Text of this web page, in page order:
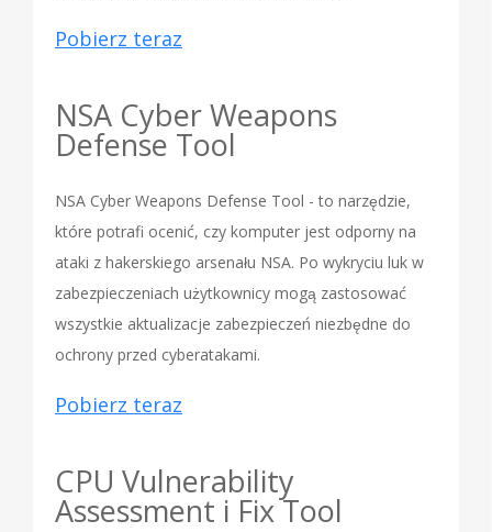
Pobierz teraz
NSA Cyber Weapons
Defense Tool
NSA Cyber Weapons Defense Tool - to narzędzie,
które potrafi ocenić, czy komputer jest odporny na
ataki z hakerskiego arsenału NSA. Po wykryciu luk w
zabezpieczeniach użytkownicy mogą zastosować
wszystkie aktualizacje zabezpieczeń niezbędne do
ochrony przed cyberatakami.
Pobierz teraz
CPU Vulnerability
Assessment i Fix Tool